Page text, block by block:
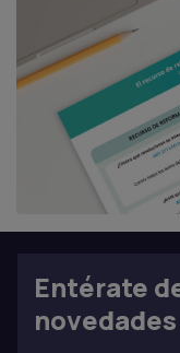
Entérate